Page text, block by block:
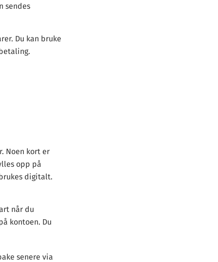
sendes
Du kan bruke
Noen kort er
opp på
digitalt.
når du
kontoen. Du
senere via